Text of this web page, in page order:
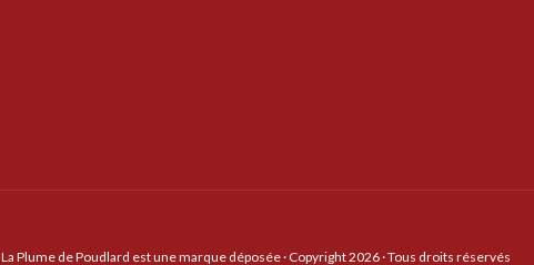
La Plume de Poudlard est une marque déposée · Copyright 2026 · Tous droits réservés